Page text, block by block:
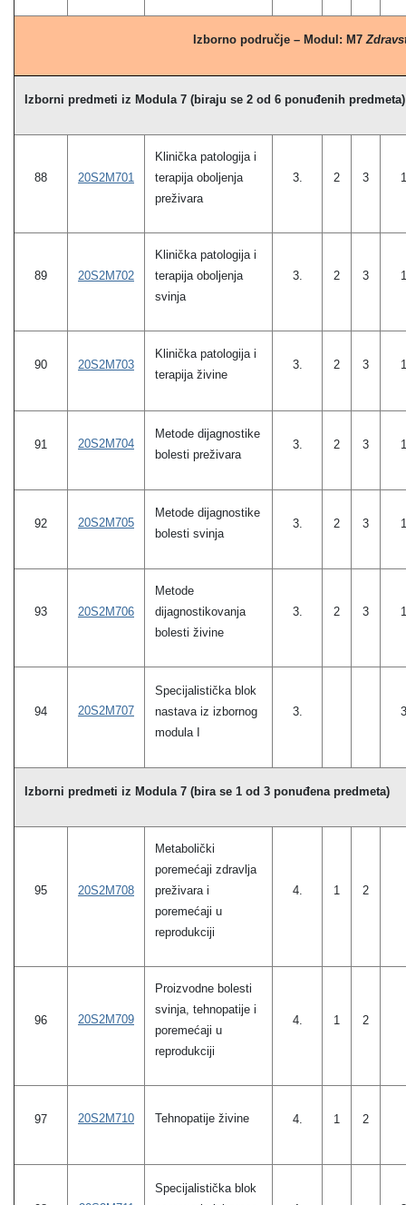
Izborno područje – Modul: M7
Izborni predmeti iz Modula 7 (biraju se 2 od 6 ponuđenih predmeta)
88 20S2M701
Klinička patologija i
terapija oboljenja
preživara
3. 2 3 1
89 20S2M702
Klinička patologija i
terapija oboljenja
svinja
3. 2 3 1
90 20S2M703
Klinička patologija i
terapija živine
3. 2 3 1
91 20S2M704
Metode dijagnostike
bolesti preživara
3. 2 3 1
92 20S2M705
Metode dijagnostike
bolesti svinja
3. 2 3 1
93 20S2M706
Metode
dijagnostikovanja
bolesti živine
3. 2 3 1
94 20S2M707
Specijalistička blok
nastava iz izbornog
modula I
3. 3
Izborni predmeti iz Modula 7 (bira se 1 od 3 ponuđena predmeta)
95 20S2M708
Metabolički
poremećaji zdravlja
preživara i
poremećaji u
reprodukciji
4. 1 2
96 20S2M709
Proizvodne bolesti
svinja, tehnopatije i
poremećaji u
reprodukciji
4. 1 2
97 20S2M710 Tehnopatije živine 4. 1 2
Specijalistička blok